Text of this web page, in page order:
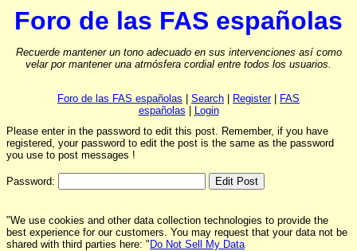
Foro de las FAS españolas
Recuerde mantener un tono adecuado en sus intervenciones así como
velar por mantener una atmósfera cordial entre todos los usuarios.
Foro de las FAS españolas Search Register|
FAS
españolas
Login
Please enter in the password to edit this post. Remember, if you have
registered, your password to edit the post is the same as the password
you use to post messages !
Password:
"We use cookies and other data collection technologies to provide the
best experience for our customers. You may request that your data not be
shared with third parties here: " Do Not Sell My Data